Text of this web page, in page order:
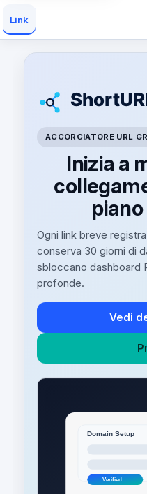
Link
ACCORCIATORE URL
Inizia a
Ogni link breve
conserva 30 giorni di
sbloccano dashboard
profonde.
Vedi